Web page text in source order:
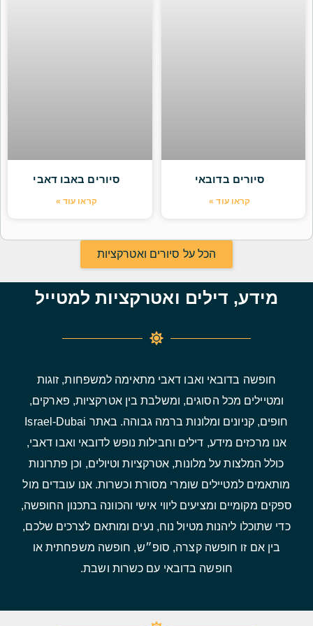
סיורים בדובאי
קראו עוד »
סיורים באבו דאבי
קראו עוד »
הכל על סיורים ואטרקציות
מידע, דילים ואטרקציות למטייל
חופשה בדובאי ואבו דאבי מתאימה למשפחות, זוגות
ומטיילים מכל הסוגים, ומשלבת בין אטרקציות, פארקים,
חופים, קניונים ומלונות ברמה גבוהה. באתר Israel-Dubai
אנו מרכזים מידע, דילים וחבילות נופש לדובאי ואבו דאבי,
כולל המלצות על מלונות, אטרקציות וטיולים, וכן פתרונות
מותאמים למטיילים שומרי מסורת וכשרות. אנו עובדים מול
ספקים מקומיים ומציעים ליווי אישי והכוונה בתכנון החופשה,
כדי שתוכלו ליהנות מטיול נוח, נעים ומותאם לצרכים שלכם,
בין אם זו חופשה קצרה, סופ״ש, חופשה משפחתית או
חופשה בדובאי עם כשרות ושבת.